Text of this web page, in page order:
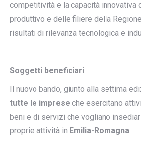
competitività e la capacità innovativa
produttivo e delle filiere della
risultati di rilevanza tecnologica e
Soggetti beneficiari
Il nuovo bando, giunto alla settima
tutte le imprese che esercitano
beni e di servizi che vogliano
proprie attività in Emilia-Romagna.